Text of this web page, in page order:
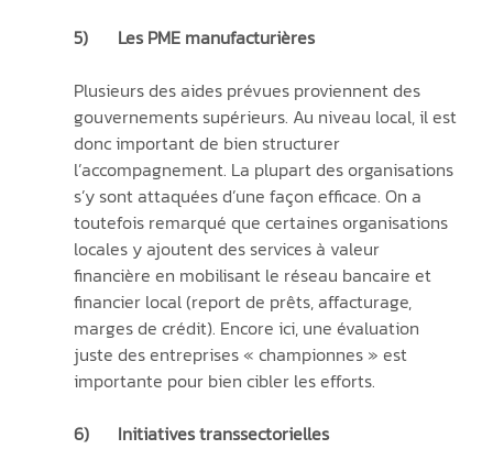
5)	Les PME manufacturières
Plusieurs des aides prévues proviennent des
gouvernements supérieurs. Au niveau local, il est
donc important de bien structurer
l’accompagnement. La plupart des organisations
s’y sont attaquées d’une façon efficace. On a
toutefois remarqué que certaines organisations
locales y ajoutent des services à valeur
financière en mobilisant le réseau bancaire et
financier local (report de prêts, affacturage,
marges de crédit). Encore ici, une évaluation
juste des entreprises « championnes » est
importante pour bien cibler les efforts.
6)	Initiatives transsectorielles